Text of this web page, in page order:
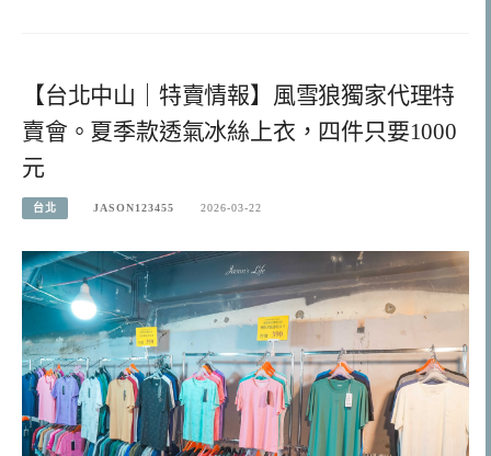
【台北中山｜特賣情報】風雪狼獨家代理特
賣會。夏季款透氣冰絲上衣，四件只要1000
元
台北 JASON123455 2026-03-22